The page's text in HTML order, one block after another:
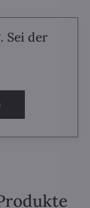
Sei der